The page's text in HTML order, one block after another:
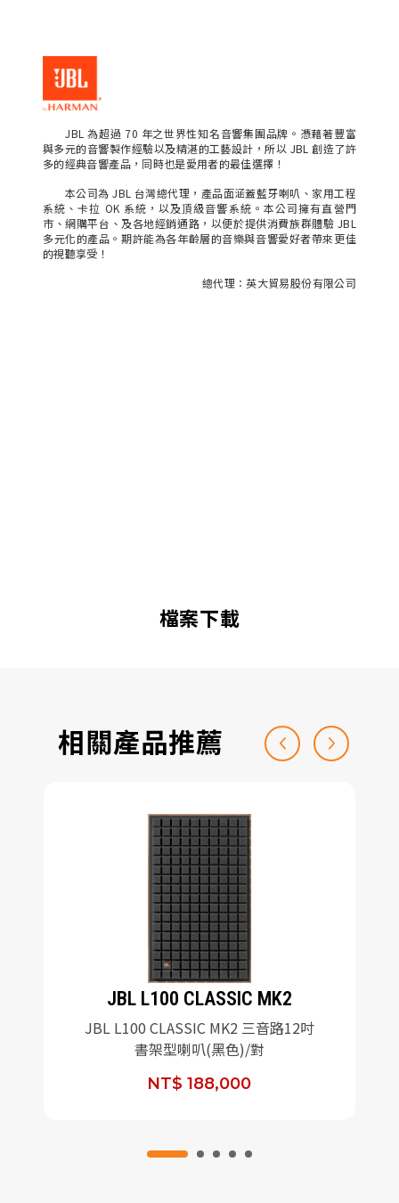
JBL 為超過 70 年之世界性知名音響集團品牌。憑藉著豐富
與多元的音響製作經驗以及精湛的工藝設計，所以 JBL 創造了許
多的經典音響產品，同時也是愛用者的最佳選擇！
本公司為 JBL 台灣總代理，產品面涵蓋藍牙喇叭、家用工程
系統、卡拉 OK 系統，以及頂級音響系統。本公司擁有直營門
市、網購平台、及各地經銷通路，以便於提供消費族群體驗 JBL
多元化的產品。期許能為各年齡層的音樂與音響愛好者帶來更佳
的視聽享受！
總代理：英大貿易股份有限公司
檔案下載
相關產品推薦
JBL L100 CLASSIC MK2
JBL L100 CLASSIC MK2 三音路12吋
書架型喇叭(黑色)/對
NT$ 188,000